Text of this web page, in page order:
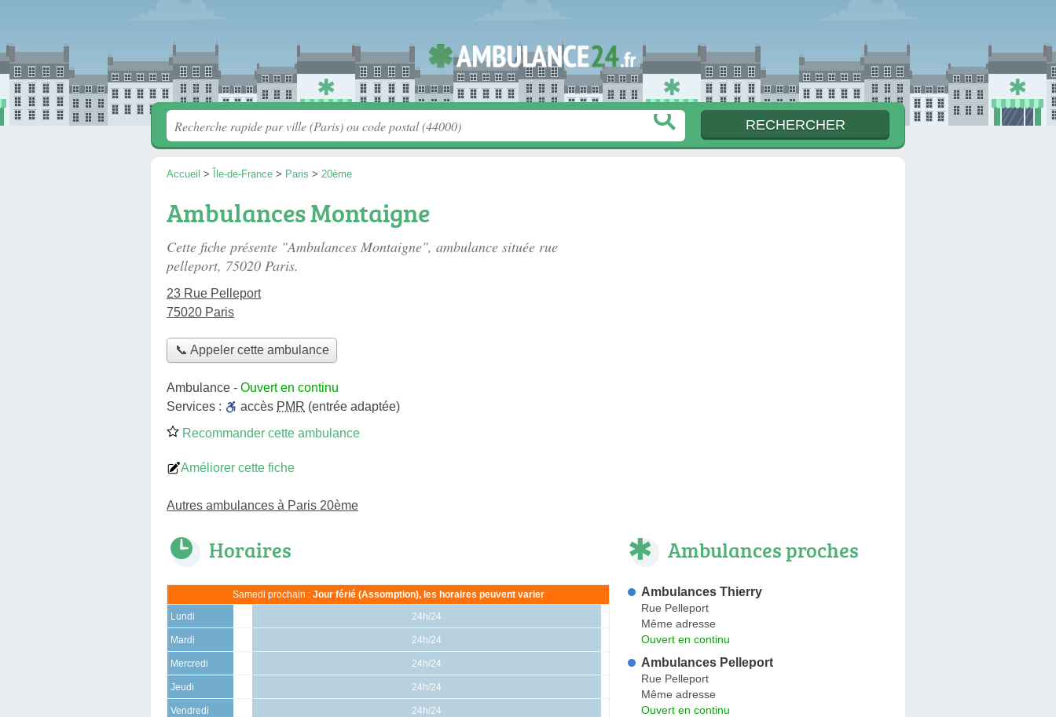
Accueil > Île-de-France > Paris > 20ème
Ambulances Montaigne
Cette fiche présente "Ambulances Montaigne", ambulance située rue
pelleport, 75020 Paris.
23 Rue Pelleport
75020 Paris
📞 Appeler cette ambulance
Ambulance - Ouvert en continu
Services :
accès PMR (entrée adaptée)
Recommander cette ambulance
Améliorer cette fiche
Autres ambulances à Paris 20ème
Horaires
Samedi prochain : Jour férié (Assomption), les horaires peuvent varier
Lundi 24h/24
Mardi 24h/24
Mercredi 24h/24
Jeudi 24h/24
Vendredi 24h/24
Ambulances proches
Ambulances Thierry
Rue Pelleport
Même adresse
Ouvert en continu
Ambulances Pelleport
Rue Pelleport
Même adresse
Ouvert en continu